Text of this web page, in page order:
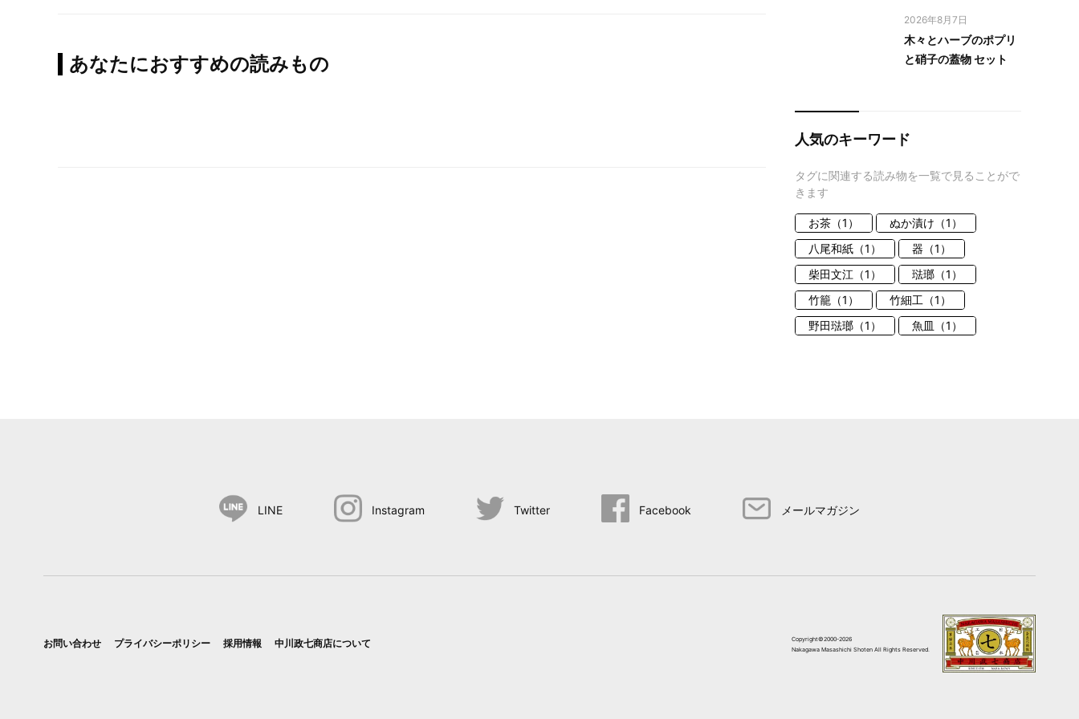
あなたにおすすめの読みもの
2026年8月7日
木々とハーブのポプリ
と硝子の蓋物 セット
人気のキーワード
タグに関連する読み物を一覧で見ることがで
きます
お茶（1）
ぬか漬け（1）
八尾和紙（1）
器（1）
柴田文江（1）
琺瑯（1）
竹籠（1）
竹細工（1）
野田琺瑯（1）
魚皿（1）
LINE Instagram Twitter Facebook メールマガジン
お問い合わせ プライバシーポリシー 採用情報 中川政七商店について
Copyright©2000-2026
Nakagawa Masashichi Shoten All Rights Reserved.